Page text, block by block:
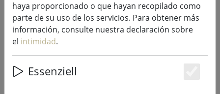
Zona Dinamarca ropa de cama
Confetti 140x200cm / 60x63cm gris
49% DISCOUNT
haya proporcionado o que hayan recopilado como
parte de su uso de los servicios. Para obtener más
información, consulte nuestra declaración sobre
el intimidad.
Essenziell